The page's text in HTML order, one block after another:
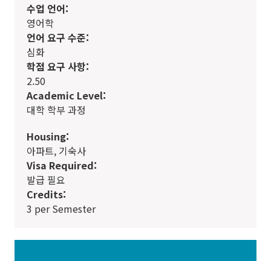
수업 언어:
영어학
언어 요구 수준:
심화
학점 요구 사항:
2.50
Academic Level:
대학 학부 과정
Housing:
아파트, 기숙사
Visa Required:
발급 필요
Credits:
3 per Semester